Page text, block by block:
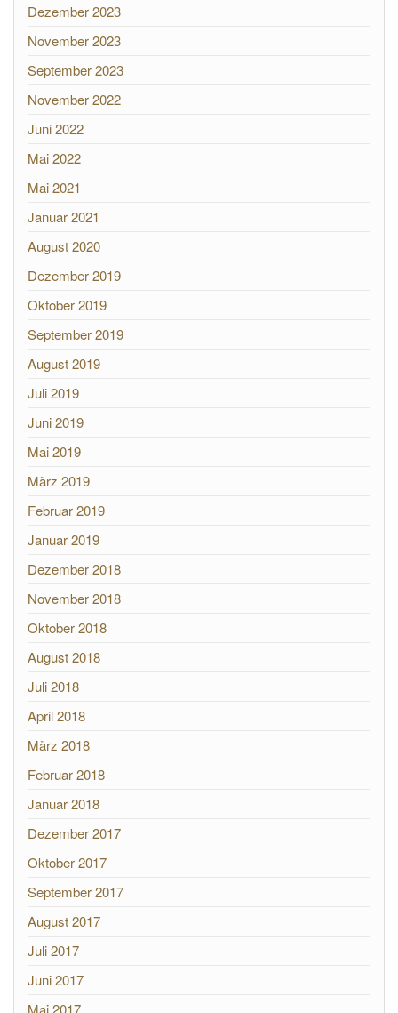
Dezember 2023
November 2023
September 2023
November 2022
Juni 2022
Mai 2022
Mai 2021
Januar 2021
August 2020
Dezember 2019
Oktober 2019
September 2019
August 2019
Juli 2019
Juni 2019
Mai 2019
März 2019
Februar 2019
Januar 2019
Dezember 2018
November 2018
Oktober 2018
August 2018
Juli 2018
April 2018
März 2018
Februar 2018
Januar 2018
Dezember 2017
Oktober 2017
September 2017
August 2017
Juli 2017
Juni 2017
Mai 2017